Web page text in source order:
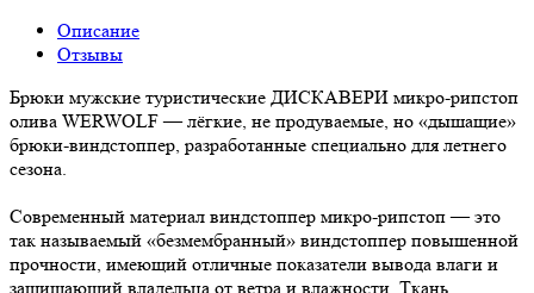
Описание
Отзывы
Брюки мужские туристические ДИСКАВЕРИ микро-рипстоп
олива WERWOLF — лёгкие, не продуваемые, но «дышащие»
брюки-виндстоппер, разработанные специально для летнего
сезона.
Современный материал виндстоппер микро-рипстоп — это
так называемый «безмембранный» виндстоппер повышенной
прочности, имеющий отличные показатели вывода влаги и
защищающий владельца от ветра и влажности. Ткань